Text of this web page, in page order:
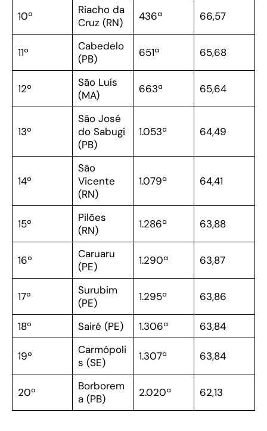
10º
Riacho da
Cruz (RN)
436ª 66,57
11º
Cabedelo
(PB)
651ª 65,68
12º
São Luís
(MA)
663ª 65,64
13º
São José
do Sabugi
(PB)
1.053ª 64,49
14º
São
Vicente
(RN)
1.079ª 64,41
15º
Pilões
(RN)
1.286ª 63,88
16º
Caruaru
(PE)
1.290ª 63,87
17º
Surubim
(PE)
1.295ª 63,86
18º Sairé (PE) 1.306ª 63,84
19º
Carmópoli
s (SE)
1.307ª 63,84
20º
Borborem
a (PB)
2.020ª 62,13